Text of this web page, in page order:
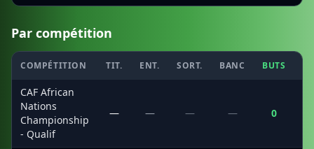
Par compétition
COMPÉTITION TIT. ENT. SORT. BANC BUTS
CAF African
Nations
Championship
- Qualif
— — — — 0